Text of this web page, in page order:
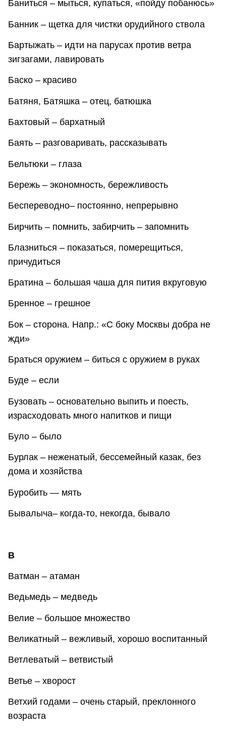
Баниться – мыться, купаться, «пойду побанюсь»
Банник – щетка для чистки орудийного ствола
Бартыжать – идти на парусах против ветра
зигзагами, лавировать
Баско – красиво
Батяня, Батяшка – отец, батюшка
Бахтовый – бархатный
Баять – разговаривать, рассказывать
Бельтюки – глаза
Бережь – экономность, бережливость
Беспереводно– постоянно, непрерывно
Бирчить – помнить, забирчить – запомнить
Блазниться – показаться, померещиться,
причудиться
Братина – большая чаша для пития вкруговую
Бренное – грешное
Бок – сторона. Напр.: «С боку Москвы добра не
жди»
Браться оружием – биться с оружием в руках
Буде – если
Бузовать – основательно выпить и поесть,
израсходовать много напитков и пищи
Було – было
Бурлак – неженатый, бессемейный казак, без
дома и хозяйства
Буробить — мять
Бывалыча– когда-то, некогда, бывало
В
Ватман – атаман
Ведьмедь – медведь
Велие – большое множество
Великатный – вежливый, хорошо воспитанный
Ветлеватый – ветвистый
Ветье – хворост
Ветхий годами – очень старый, преклонного
возраста